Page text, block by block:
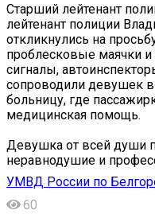
Старший лейтенант
лейтенант полиции
откликнулись на
проблесковые маячки
сигналы,
сопроводили девушек
больницу, где
медицинская помощь.
Девушка от всей души
неравнодушие и
УМВД России по
60